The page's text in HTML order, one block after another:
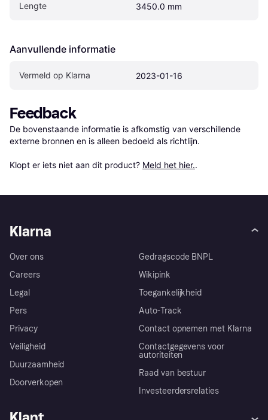
Lengte 3450.0 mm
Aanvullende informatie
Vermeld op Klarna 2023-01-16
Feedback
De bovenstaande informatie is afkomstig van verschillende
externe bronnen en is alleen bedoeld als richtlijn.
Klopt er iets niet aan dit product? Meld het hier..
Klarna
Over ons
Careers
Legal
Pers
Privacy
Veiligheid
Duurzaamheid
Doorverkopen
Gedragscode BNPL
Wikipink
Toegankelijkheid
Auto-Track
Contact opnemen met Klarna
Contactgegevens voor
autoriteiten
Raad van bestuur
Investeerdersrelaties